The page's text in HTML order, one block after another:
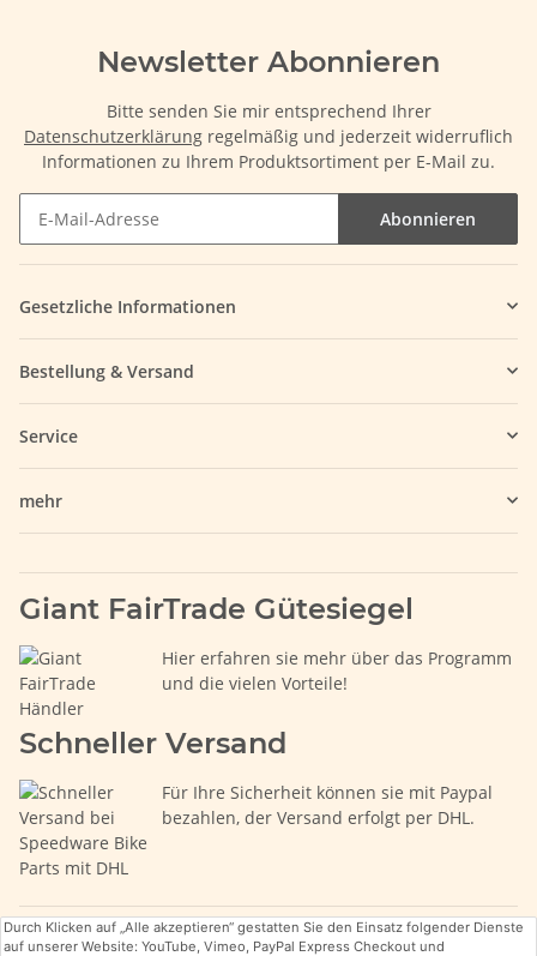
Newsletter Abonnieren
Bitte senden Sie mir entsprechend Ihrer
Datenschutzerklärung regelmäßig und jederzeit widerruflich
Informationen zu Ihrem Produktsortiment per E-Mail zu.
Abonnieren
Gesetzliche Informationen
Bestellung & Versand
Service
mehr
Giant FairTrade Gütesiegel
Hier erfahren sie mehr über das Programm
und die vielen Vorteile!
Schneller Versand
Für Ihre Sicherheit können sie mit Paypal
bezahlen, der Versand erfolgt per DHL.
Durch Klicken auf „Alle akzeptieren“ gestatten Sie den Einsatz folgender Dienste
auf unserer Website: YouTube, Vimeo, PayPal Express Checkout und